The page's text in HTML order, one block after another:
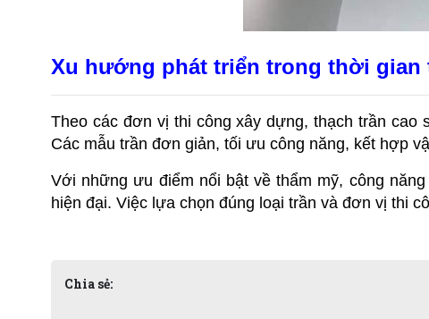
Xu hướng phát triển trong thời gian
Theo các đơn vị thi công xây dựng, thạch trần
Các mẫu trần đơn giản, tối ưu công năng, kết hợp
Với những ưu điểm nổi bật về thẩm mỹ, công
hiện đại. Việc lựa chọn đúng loại trần và đơn vị thi
Chia sẻ: